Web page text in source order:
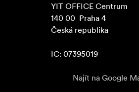
YIT OFFICE Centrum
140 00  Praha 4
Česká republika
IC: 07395019
Najít na Google